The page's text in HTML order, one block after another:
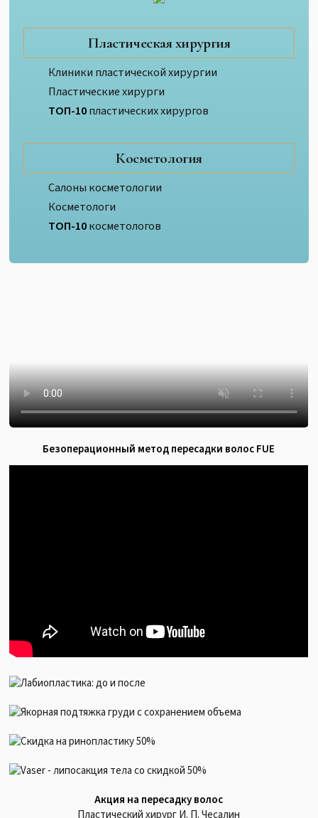
Пластическая хирургия
Клиники пластической хирургии
Пластические хирурги
ТОП-10пластических хирургов
Косметология
Салоны косметологии
Косметологи
ТОП-10косметологов
Безоперационный метод пересадки волос FUE
Акция на пересадку волос
Пластический хирург И. П. Чесалин